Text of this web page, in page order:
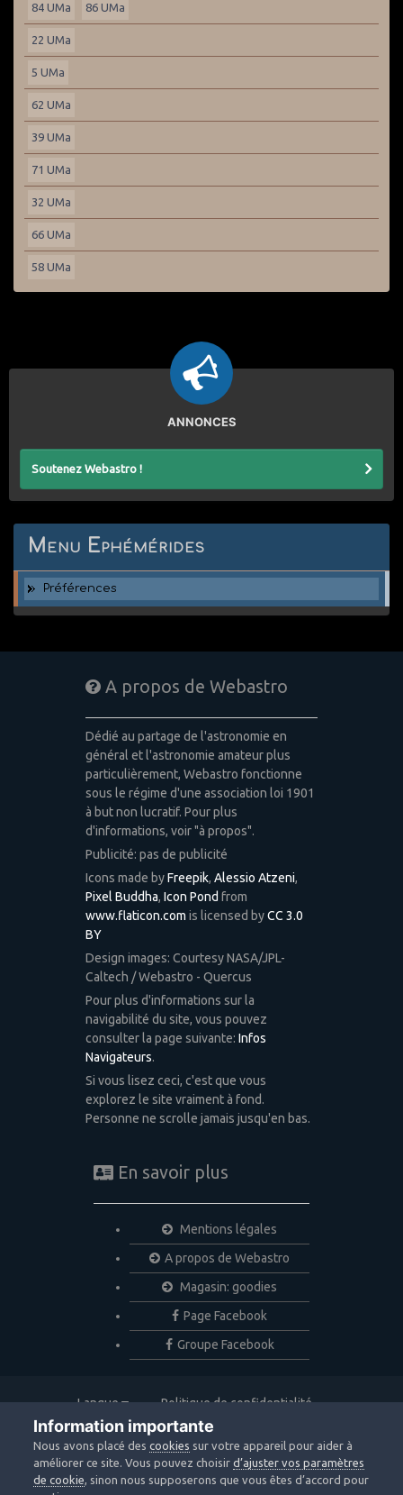
84 UMa 86 UMa
22 UMa
5 UMa
62 UMa
39 UMa
71 UMa
32 UMa
66 UMa
58 UMa
ANNONCES
Soutenez Webastro !
Menu Ephémérides
Préférences
A propos de Webastro
Dédié au partage de l'astronomie en
général et l'astronomie amateur plus
particulièrement, Webastro fonctionne
sous le régime d'une association loi 1901
à but non lucratif. Pour plus
d'informations, voir "à propos".
Publicité: pas de publicité
Icons made byFreepik, Alessio Atzeni,
Pixel Buddha, Icon Pond from
www.flaticon.com is licensed byCC 3.0
BY
Design images: Courtesy NASA/JPL-
Caltech / Webastro - Quercus
Pour plus d'informations sur la
navigabilité du site, vous pouvez
consulter la page suivante: Infos
Navigateurs.
Si vous lisez ceci, c'est que vous
explorez le site vraiment à fond.
Personne ne scrolle jamais jusqu'en bas.
En savoir plus
Mentions légales
A propos de Webastro
Magasin: goodies
Page Facebook
Groupe Facebook
Langue
Politique de confidentialité
Nous contacter
Copyright © 2020 Webastro
Powered by Invision Community
Information importante
Nous avons placé descookies sur votre appareil pour aider à
améliorer ce site. Vous pouvez choisird’ajuster vos paramètres
de cookie, sinon nous supposerons que vous êtes d’accord pour